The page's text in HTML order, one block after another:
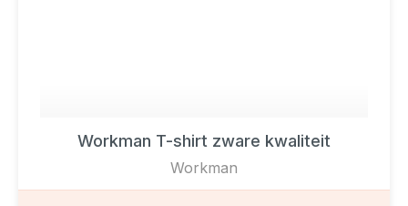
Workman T-shirt zware kwaliteit
Workman